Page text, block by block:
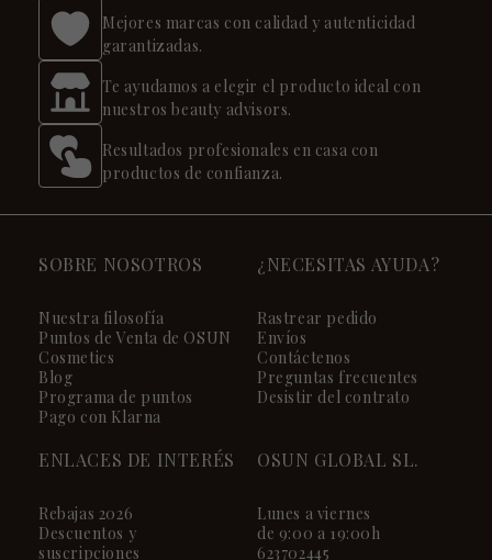
Mejores marcas con calidad y autenticidad
garantizadas.
Te ayudamos a elegir el producto ideal con
nuestros beauty advisors.
Resultados profesionales en casa con
productos de confianza.
SOBRE NOSOTROS
Nuestra filosofía
Puntos de Venta de OSUN
Cosmetics
Blog
Programa de puntos
Pago con Klarna
¿NECESITAS AYUDA?
Rastrear pedido
Envíos
Contáctenos
Preguntas frecuentes
Desistir del contrato
ENLACES DE INTERÉS
Rebajas 2026
Descuentos y
suscripciones
OSUN GLOBAL SL.
Lunes a viernes
de 9:00 a 19:00h
623702445